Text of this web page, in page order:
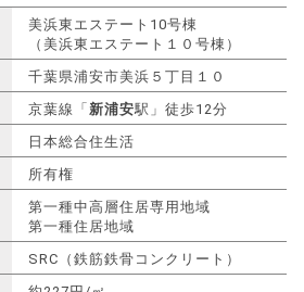
美浜東エステート10号棟
（美浜東エステート１０号棟）
千葉県浦安市美浜５丁目１０
京葉線「新浦安駅」徒歩12分
日本総合住生活
所有権
第一種中高層住居専用地域
第一種住居地域
SRC（鉄筋鉄骨コンクリート）